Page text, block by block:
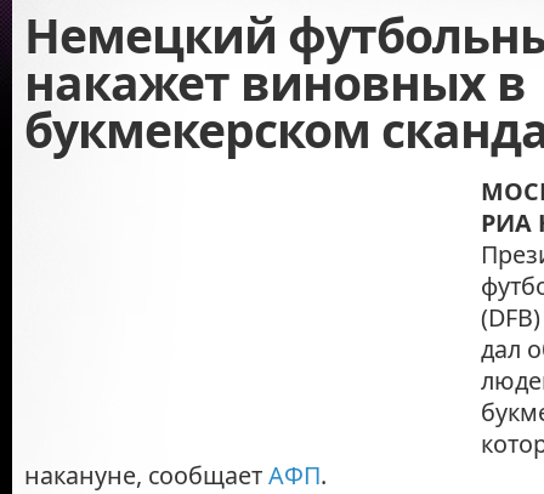
Немецкий
накажет виновных в
букмекерском
РИА
дал
накануне, сообщаетАФП.